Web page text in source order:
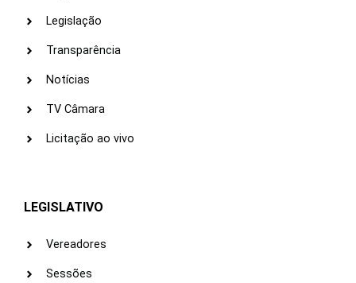
Legislação
Transparência
Notícias
TV Câmara
Licitação ao vivo
LEGISLATIVO
Vereadores
Sessões